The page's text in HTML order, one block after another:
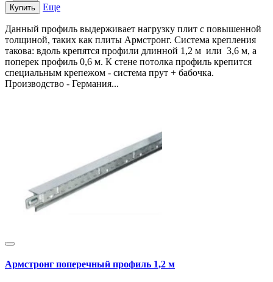
Купить Еще
Данный профиль выдерживает нагрузку плит с повышенной
толщиной, таких как плиты Армстронг. Система крепления
такова: вдоль крепятся профили длинной 1,2 м или 3,6 м, а
поперек профиль 0,6 м. К стене потолка профиль крепится
специальным крепежом - система прут + бабочка.
Производство - Германия...
Армстронг поперечный профиль 1,2 м